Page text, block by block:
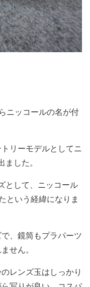
ニッコールの名が付
リーモデルとしてニ
した。
として、ニッコール
という経緯になりま
、鏡筒もプラパーツ
せん。
レンズ玉はしっかり